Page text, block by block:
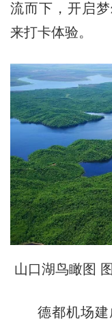
流而下，开启
来打卡体验。
山口湖鸟瞰图
德都机场